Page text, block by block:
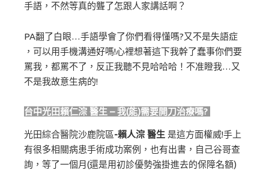
手語，不然等真的聾了怎跟人家講話啊？
PA翻了白眼…手語學會了你們看得懂嗎?又不是失語症
，可以用手機溝通好嗎!心裡想著這下我幹了蠢事你們要
罵我，都罵不了，反正我聽不見哈哈哈！不准瞪我…又
不是我故意生病的!
台中光田賴仁淙 醫生 – 我(能)需要開刀治療嗎?
光田綜合醫院沙鹿院區-賴人淙 醫生 是這方面權威!手上
有很多相關病患手術成功案例，也有出書，自己谷哥查
詢，等了一個月(還是用初診優勢強掛進去的保障名額)